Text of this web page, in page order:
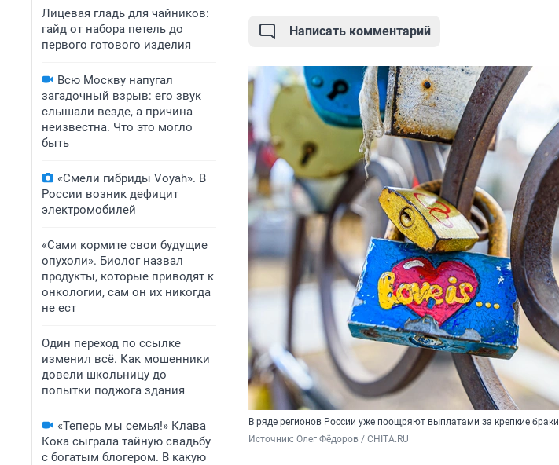
Лицевая гладь для чайников:
гайд от набора петель до
первого готового изделия
Всю Москву напугал
загадочный взрыв: его звук
слышали везде, а причина
неизвестна. Что это могло
быть
«Смели гибриды Voyah». В
России возник дефицит
электромобилей
«Сами кормите свои будущие
опухоли». Биолог назвал
продукты, которые приводят к
онкологии, сам он их никогда
не ест
Один переход по ссылке
изменил всё. Как мошенники
довели школьницу до
попытки поджога здания
«Теперь мы семья!» Клава
Кока сыграла тайную свадьбу
с богатым блогером. В какую
Написать комментарий
В ряде регионов России уже поощряют выплатами за крепкие браки
Источник: Олег Фёдоров / CHITA.RU